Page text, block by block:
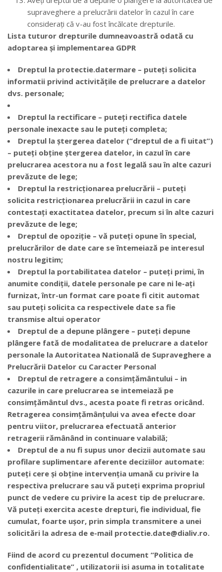
supraveghere a prelucrării datelor în cazul în care
considerați că v-au fost încălcate drepturile.
Lista tuturor drepturile dumneavoastră odată cu
adoptarea și implementarea GDPR
Dreptul la protectie.datermare – puteți solicita
informatii privind activitățile de prelucrare a datelor
dvs. personale;
Dreptul la rectificare – puteți rectifica datele
personale inexacte sau le puteți completa;
Dreptul la ștergerea datelor (“dreptul de a fi uitat”)
– puteți obține ștergerea datelor, in cazul în care
prelucrarea acestora nu a fost legală sau în alte cazuri
prevăzute de lege;
Dreptul la restricționarea prelucrării – puteți
solicita restricționarea prelucrării in cazul in care
contestați exactitatea datelor, precum si în alte cazuri
prevăzute de lege;
Dreptul de opoziție – vă puteți opune în special,
prelucrărilor de date care se întemeiază pe interesul
nostru legitim;
Dreptul la portabilitatea datelor – puteți primi, în
anumite condiții, datele personale pe care ni le-ați
furnizat, într-un format care poate fi citit automat
sau puteți solicita ca respectivele date sa fie
transmise altui operator
Dreptul de a depune plângere – puteți depune
plângere fată de modalitatea de prelucrare a datelor
personale la Autoritatea Natională de Supraveghere a
Prelucrării Datelor cu Caracter Personal
Dreptul de retragere a consimțământului – in
cazurile in care prelucrarea se intemeiază pe
consimțământul dvs., acesta poate fi retras oricând.
Retragerea consimțămânțului va avea efecte doar
pentru viitor, prelucrarea efectuată anterior
retragerii rămânând in continuare valabilă;
Dreptul de a nu fi supus unor decizii automate sau
profilare suplimentare aferente deciziilor automate:
puteți cere și obține intervenția umană cu privire la
respectiva prelucrare sau vă puteți exprima propriul
punct de vedere cu privire la acest tip de prelucrare.
Vă puteți exercita aceste drepturi, fie individual, fie
cumulat, foarte ușor, prin simpla transmitere a unei
solicitări la adresa de e-mail protectie.date@dialiv.ro.
Fiind de acord cu prezentul document “Politica de
confidentialitate” , utilizatorii isi asuma in totalitate